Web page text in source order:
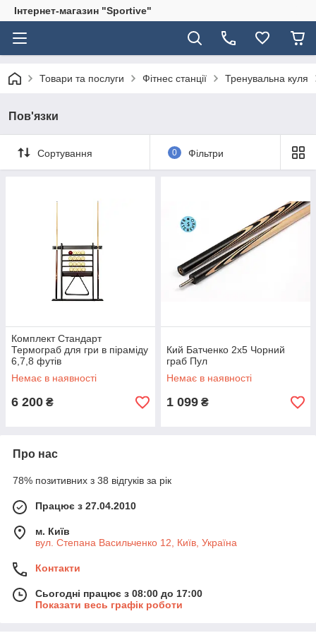
Інтернет-магазин "Sportive"
Товари та послуги Фітнес станції Тренувальна куля
Пов'язки
Сортування 0 Фільтри
Комплект Стандарт
Термограб для гри в піраміду
6,7,8 футів
Немає в наявності
6 200 ₴
Кий Батченко 2х5 Чорний
граб Пул
Немає в наявності
1 099 ₴
Про нас
78% позитивних з 38 відгуків за рік
Працює з 27.04.2010
м. Київ
вул. Степана Васильченко 12, Київ, Україна
Контакти
Сьогодні працює з 08:00 до 17:00
Показати весь графік роботи